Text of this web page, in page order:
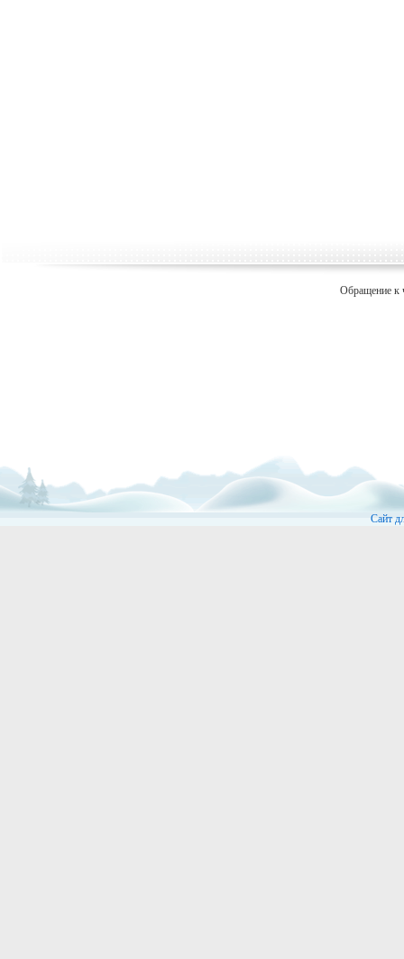
Обращение к
Сайт